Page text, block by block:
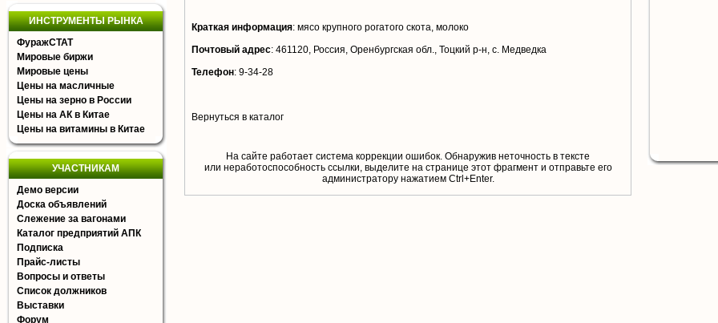
ИНСТРУМЕНТЫ РЫНКА
ФуражСТАТ
Мировые биржи
Мировые цены
Цены на масличные
Цены на зерно в России
Цены на АК в Китае
Цены на витамины в Китае
УЧАСТНИКАМ
Демо версии
Доска объявлений
Слежение за вагонами
Каталог предприятий АПК
Подписка
Прайс-листы
Вопросы и ответы
Список должников
Выставки
Форум
Краткая информация: мясо крупного рогатого скота, молоко
Почтовый адрес: 461120, Россия, Оренбургская обл., Тоцкий р-н, с. Медведка
Телефон: 9-34-28
Вернуться в каталог
На сайте работает система коррекции ошибок. Обнаружив неточность в тексте
или неработоспособность ссылки, выделите на странице этот фрагмент и отправьте его
aдминистратору нажатием Ctrl+Enter.